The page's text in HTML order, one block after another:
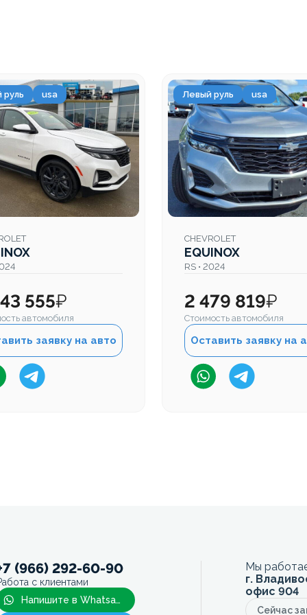
руль usa
555₽
автомобиля
заявку на авто
Левый руль usa
CHEVROLET
EQUINOX
RS • 2024
2 479 819₽
Стоимость автомобиля
Оставить заявку на
(966) 292-60-90
с клиентами
Напишите в Whatsapp
Мы
г.
офис 904
Сейчас